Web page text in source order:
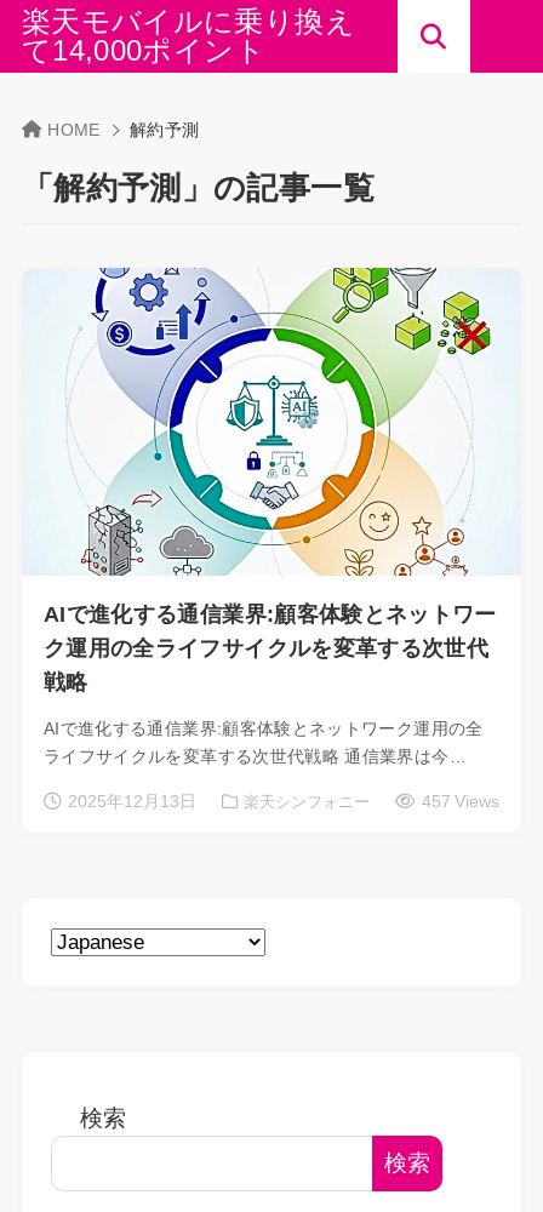
楽天モバイルに乗り換え
て14,000ポイント
HOME 解約予測
「解約予測」の記事一覧
AIで進化する通信業界:顧客体験とネットワー
ク運用の全ライフサイクルを変革する次世代
戦略
AIで進化する通信業界:顧客体験とネットワーク運用の全
ライフサイクルを変革する次世代戦略 通信業界は今…
2025年12月13日 楽天シンフォニー 457 Views
検索
検索